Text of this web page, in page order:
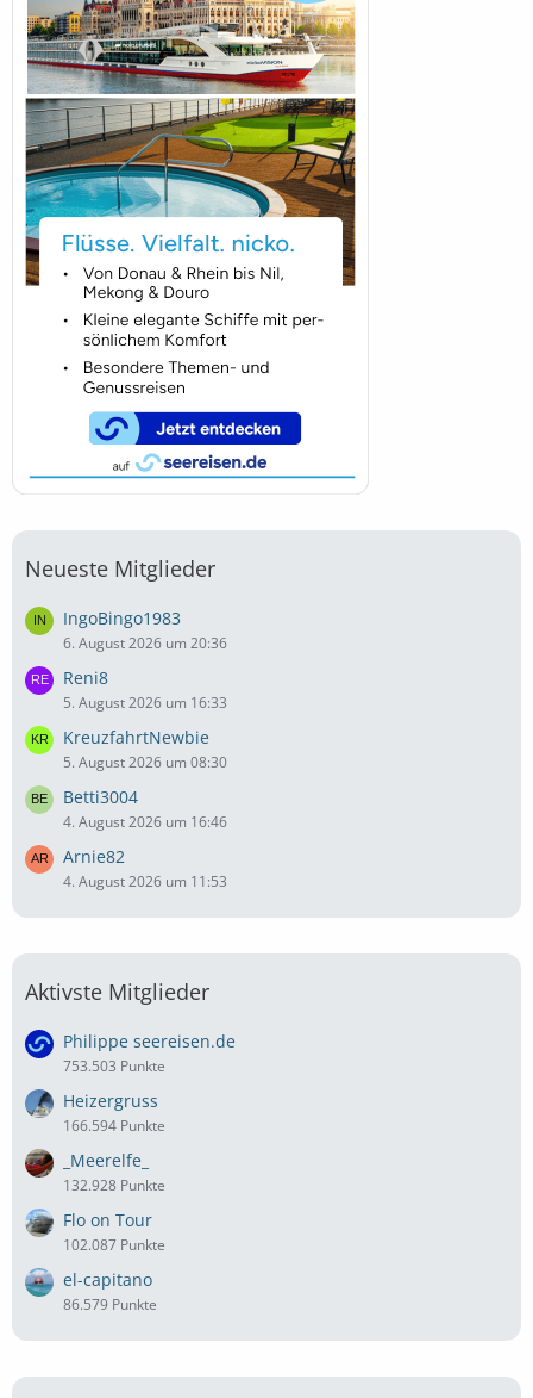
Neueste Mitglieder
IngoBingo1983
6. August 2026 um 20:36
Reni8
5. August 2026 um 16:33
KreuzfahrtNewbie
5. August 2026 um 08:30
Betti3004
4. August 2026 um 16:46
Arnie82
4. August 2026 um 11:53
Aktivste Mitglieder
Philippe seereisen.de
753.503 Punkte
Heizergruss
166.594 Punkte
_Meerelfe_
132.928 Punkte
Flo on Tour
102.087 Punkte
el-capitano
86.579 Punkte